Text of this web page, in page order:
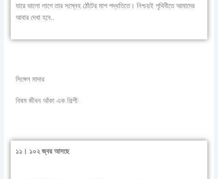
যারে ভালো লাগে তার সস্নেহ ঠোঁটের মাপ পদ্ধতিতে। নিশ্চয়ই পৃথিবীতে আমাদের
আবার দেখা হবে..
সিঙ্গেল মাদার
বিষম জীবন আঁকা এক শিল্পী!
১১। ১০২ জ্বর আসছে